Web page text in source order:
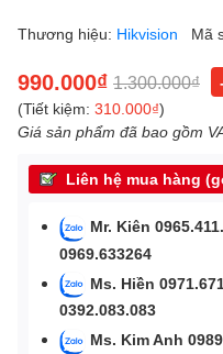
Thương hiệu: Hikvision Mã
990.000₫ 1.300.000₫
(Tiết kiệm: 310.000₫)
Giá sản phẩm đã bao gồm
Liên hệ mua hàng
Mr. Kiên
0969.633264
Ms. Hiền
0392.083.083
Ms. Kim Anh